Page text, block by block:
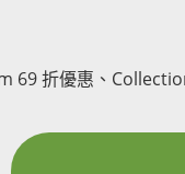
69 折優惠、